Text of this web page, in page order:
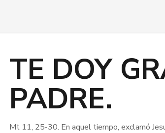
TE DOY
PADRE.
Mt 11, 25-30. En aquel tiempo, exclamó